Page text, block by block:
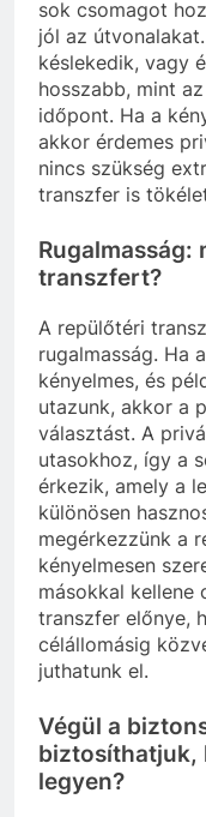
sok csomagot
jól az
késlekedik, vagy
hosszabb, mint
időpont. Ha a
akkor érdemes
nincs szükség
transzfer is
Rugalmasság:
transzfert?
A repülőtéri
rugalmasság. Ha
kényelmes, és
utazunk, akkor a
választást. A
utasokhoz, így a
érkezik, amely a
különösen
megérkezzünk a
kényelmesen
másokkal kellene
transzfer előnye,
célállomásig
juthatunk el.
Végül a
biztosíthatjuk,
legyen?